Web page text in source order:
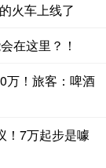
火车上线了
在这里？！
万！旅客：啤酒
！7万起步是噱